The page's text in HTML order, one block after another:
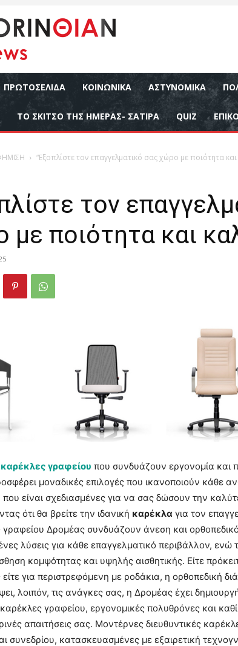
ΠΡΩΤΟΣΕΛΙΔΑ ΚΟΙΝΩΝΙΚΆ ΑΣΤΥΝΟΜΙΚΆ
ΤΟ ΣΚΙΤΣΟ ΤΗΣ ΗΜΕΡΑΣ- ΣΑΤΙΡΑ QUIZ
“Εξοπλίστε τον επαγγελματικό σας χώρο με ποιότητα
τον
ποιότητα και
καρέκλες γραφείου που συνδυάζουν εργονομία και
μοναδικές επιλογές που ικανοποιούν κάθε
που είναι σχεδιασμένες για να σας δώσουν την
ότι θα βρείτε την ιδανική καρέκλα για τον
γραφείου Δρομέας συνδυάζουν άνεση και
λύσεις για κάθε επαγγελματικό περιβάλλον, ενώ
κομψότητας και υψηλής αισθητικής. Είτε
για περιστρεφόμενη με ροδάκια, η ορθοπεδική
λοιπόν, τις ανάγκες σας, η Δρομέας έχει
γραφείου, εργονομικές πολυθρόνες και
απαιτήσεις σας. Μοντέρνες διευθυντικές
συνεδρίου, κατασκευασμένες με εξαιρετική